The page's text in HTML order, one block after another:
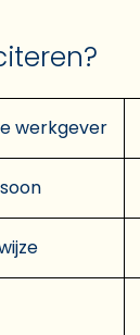
werkgever